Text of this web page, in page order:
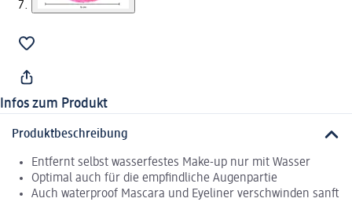
Infos zum Produkt
Produktbeschreibung
Entfernt selbst wasserfestes Make-up nur mit Wasser
Optimal auch für die empfindliche Augenpartie
Auch waterproof Mascara und Eyeliner verschwinden sanft